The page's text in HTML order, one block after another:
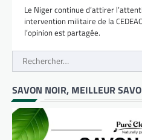
Le Niger continue d’attirer
intervention militaire de la
l’opinion est partagée.
Rechercher :
SAVON NOIR, MEILLEUR